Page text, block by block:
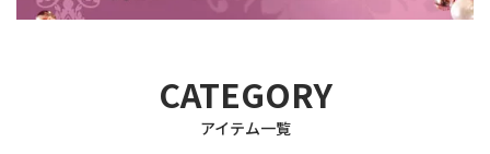
CATEGORY
アイテム一覧